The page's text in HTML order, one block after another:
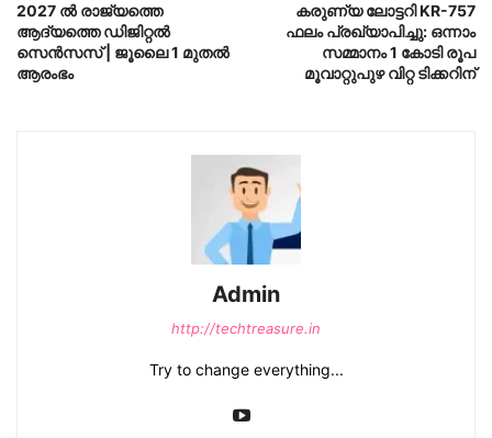
2027 ൽ രാജ്യത്തെ
ആദ്യത്തെ ഡിജിറ്റൽ
സെൻസസ് | ജൂലൈ 1 മുതൽ
ആരംഭം
കരുണ്യ ലോട്ടറി KR-757
ഫലം പ്രഖ്യാപിച്ചു: ഒന്നാം
സമ്മാനം 1 കോടി രൂപ
മൂവാറ്റുപുഴ വിറ്റ ടിക്കറിന്
Admin
http://techtreasure.in
Try to change everything...